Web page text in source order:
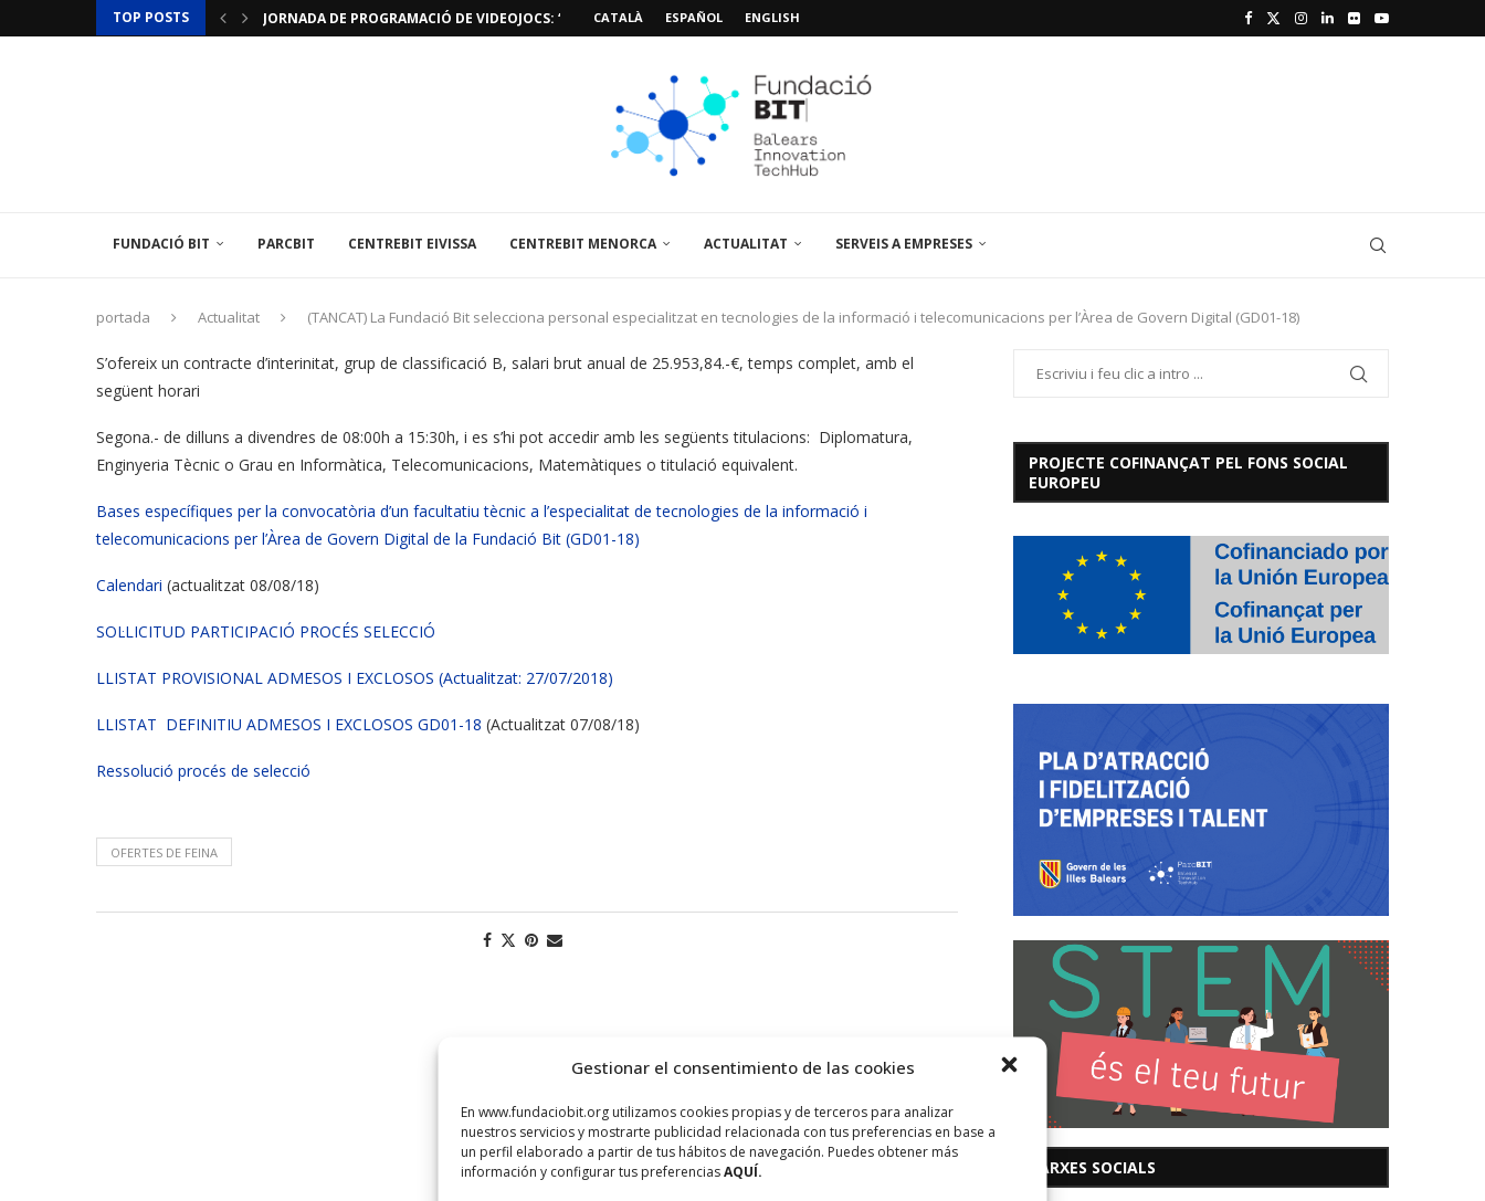
Gestionar el consentimiento de las cookies
En www.fundaciobit.org utilizamos cookies propias y de terceros para analizar
nuestros servicios y mostrarte publicidad relacionada con tus preferencias en base a
un perfil elaborado a partir de tus hábitos de navegación. Puedes obtener más
información y configurar tus preferenciasAQUÍ.
TOP POSTS
JORNADA DE PROGRAMACIÓ DE VIDEOJOCS: “MISSIÓ POSIDÒNIA PRO”
CATALÀ ESPAÑOL ENGLISH
FUNDACIÓ BIT PARCBIT CENTREBIT EIVISSA CENTREBIT MENORCA ACTUALITAT SERVEIS A EMPRESES
portada Actualitat (TANCAT) La Fundació Bit selecciona personal especialitzat en tecnologies de la informació i telecomunicacions per l’Àrea de Govern Digital (GD01-18)
S’ofereix un contracte d’interinitat, grup de classificació B, salari brut anual de 25.953,84.-€, temps complet, amb el
següent horari
Segona.- de dilluns a divendres de 08:00h a 15:30h, i es s’hi pot accedir amb les següents titulacions: Diplomatura,
Enginyeria Tècnic o Grau en Informàtica, Telecomunicacions, Matemàtiques o titulació equivalent.
Bases específiques per la convocatòria d’un facultatiu tècnic a l’especialitat de tecnologies de la informació i
telecomunicacions per l’Àrea de Govern Digital de la Fundació Bit (GD01-18)
Calendari (actualitzat 08/08/18)
SOL·LICITUD PARTICIPACIÓ PROCÉS SELECCIÓ
LLISTAT PROVISIONAL ADMESOS I EXCLOSOS (Actualitzat: 27/07/2018)
LLISTAT DEFINITIU ADMESOS I EXCLOSOS GD01-18 (Actualitzat 07/08/18)
Ressolució procés de selecció
OFERTES DE FEINA
PROJECTE COFINANÇAT PEL FONS SOCIAL
EUROPEU
XARXES SOCIALS